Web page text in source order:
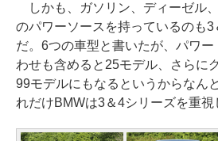
しかも、ガソリン、ディーゼル
のパワーソースを持っているのも
だ。6つの車型と書いたが、パワ
わせも含めると25モデル、さらに
99モデルにもなるというからなん
れだけBMWは3＆4シリーズを重視